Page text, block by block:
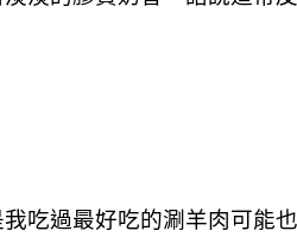
吃過最好吃的涮羊肉可能